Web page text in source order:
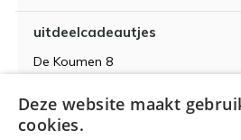
uitdeelcadeautjes
De Koumen 8
KvK-nummer 14087571
BTW-nummer NL 815399145 B01
Deze website maakt
cookies.